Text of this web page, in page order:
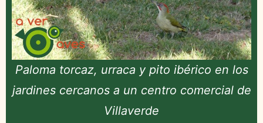
Paloma torcaz, urraca y pito ibérico en los
jardines cercanos a un centro comercial de
Villaverde